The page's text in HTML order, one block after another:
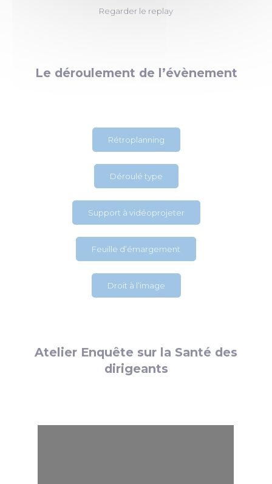
Regarder le replay
Le déroulement de l’évènement
Rétroplanning
Déroulé type
Support à vidéoprojeter
Feuille d’émargement
Droit à l’image
Atelier Enquête sur la Santé des
dirigeants